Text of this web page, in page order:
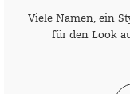
Viele Namen, ein
für den Look